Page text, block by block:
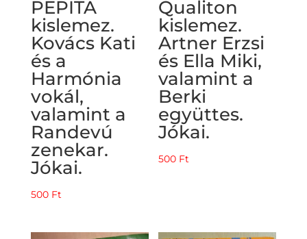
PEPITA
kislemez.
Kovács Kati
és a
Harmónia
vokál,
valamint a
Randevú
zenekar.
Jókai.
500 Ft
Qualiton
kislemez.
Artner Erzsi
és Ella Miki,
valamint a
Berki
együttes.
Jókai.
500 Ft